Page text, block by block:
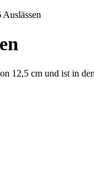
12,5 cm und ist in